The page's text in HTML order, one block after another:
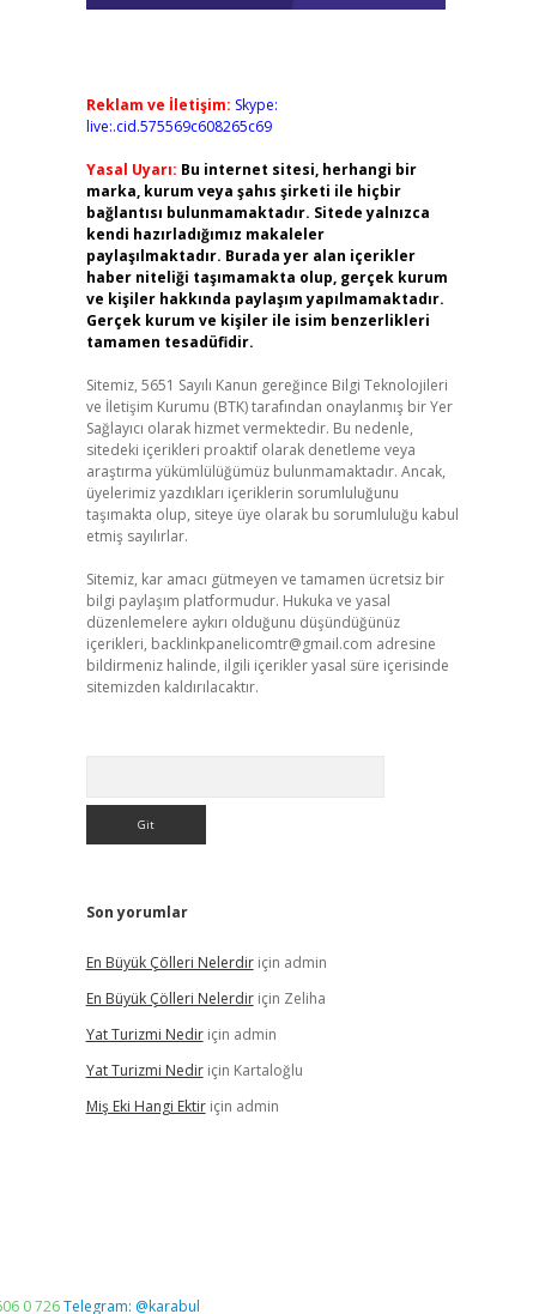
Reklam ve İletişim: Skype:
live:.cid.575569c608265c69
Yasal Uyarı: Bu internet sitesi, herhangi bir
marka, kurum veya şahıs şirketi ile hiçbir
bağlantısı bulunmamaktadır. Sitede yalnızca
kendi hazırladığımız makaleler
paylaşılmaktadır. Burada yer alan içerikler
haber niteliği taşımamakta olup, gerçek kurum
ve kişiler hakkında paylaşım yapılmamaktadır.
Gerçek kurum ve kişiler ile isim benzerlikleri
tamamen tesadüfidir.
Sitemiz, 5651 Sayılı Kanun gereğince Bilgi Teknolojileri
ve İletişim Kurumu (BTK) tarafından onaylanmış bir Yer
Sağlayıcı olarak hizmet vermektedir. Bu nedenle,
sitedeki içerikleri proaktif olarak denetleme veya
araştırma yükümlülüğümüz bulunmamaktadır. Ancak,
üyelerimiz yazdıkları içeriklerin sorumluluğunu
taşımakta olup, siteye üye olarak bu sorumluluğu kabul
etmiş sayılırlar.
Sitemiz, kar amacı gütmeyen ve tamamen ücretsiz bir
bilgi paylaşım platformudur. Hukuka ve yasal
düzenlemelere aykırı olduğunu düşündüğünüz
içerikleri, backlinkpanelicomtr@gmail.com adresine
bildirmeniz halinde, ilgili içerikler yasal süre içerisinde
sitemizden kaldırılacaktır.
Son yorumlar
En Büyük Çölleri Nelerdiriçin admin
En Büyük Çölleri Nelerdiriçin Zeliha
Yat Turizmi Nediriçin admin
Yat Turizmi Nediriçin Kartaloğlu
Miş Eki Hangi Ektiriçin admin
0 726Telegram: @karabul